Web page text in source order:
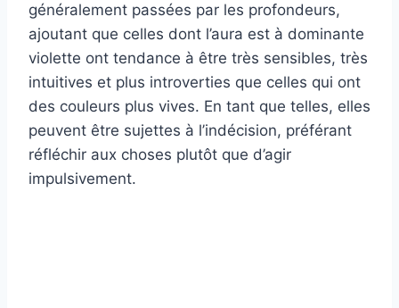
généralement passées par les profondeurs,
ajoutant que celles dont l’aura est à dominante
violette ont tendance à être très sensibles, très
intuitives et plus introverties que celles qui ont
des couleurs plus vives. En tant que telles, elles
peuvent être sujettes à l’indécision, préférant
réfléchir aux choses plutôt que d’agir
impulsivement.